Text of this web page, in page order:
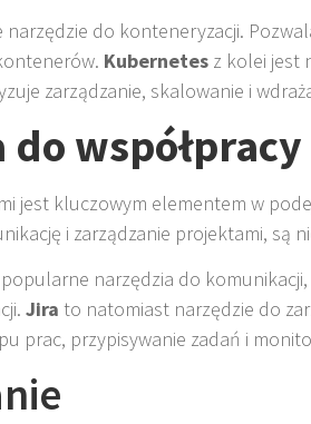
do konteneryzacji.
Kubernetes z kolei jest
zarządzanie, skalowanie i
do współpracy
jest kluczowym elementem w
i zarządzanie projektami, są
narzędzia do
Jira to natomiast narzędzie do
prac, przypisywanie zadań i